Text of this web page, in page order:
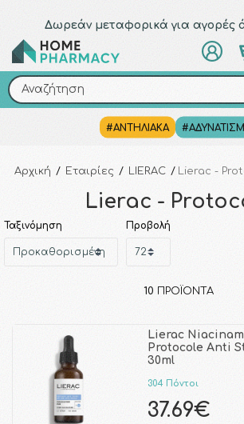
Δωρεάν μεταφορικά για αγορές
Αναζήτηση
#ΑΝΤΗΛΙΑΚΑ
Αναζήτηση
Αρχική / Εταιρίες / LIERAC / Lierac -
Lierac -
Ταξινόμηση Προβολή
10 ΠΡΟΪΌΝΤΑ
Lierac
Protocole Anti
30ml
304 Πόντοι
37.69€